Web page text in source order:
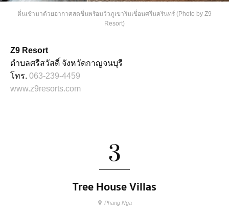
ตื่นเช้ามาด้วยอากาศสดชื่นพร้อมวิวภูเขาริมเขื่อนศรีนครินทร์ (Photo by Z9
Resort)
Z9 Resort
ตำบลศรีสวัสดิ์ จังหวัดกาญจนบุรี
โทร. 063-239-4459
www.z9resorts.com
3
Tree House Villas
Phang Nga